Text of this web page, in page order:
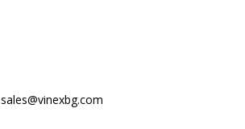
sales@vinexbg.com